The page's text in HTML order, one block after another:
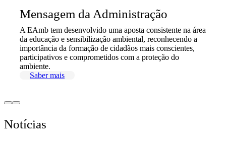
Mensagem da Administração
A EAmb tem desenvolvido uma aposta consistente na área
da educação e sensibilização ambiental, reconhecendo a
importância da formação de cidadãos mais conscientes,
participativos e comprometidos com a proteção do
ambiente.
Saber mais
Notícias